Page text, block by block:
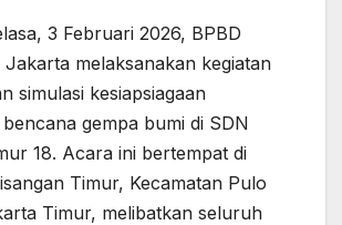
3 Februari 2026, BPBD
melaksanakan kegiatan
simulasi kesiapsiagaan
gempa bumi di SDN
18.​ Acara ini bertempat di
Timur, Kecamatan Pulo
Timur, melibatkan seluruh